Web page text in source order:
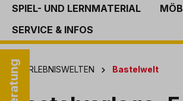
SPIEL- UND LERNMATERIAL
SERVICE & INFOS
ERLEBNISWELTEN Bastelwelt